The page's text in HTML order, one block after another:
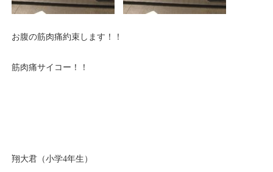
お腹の筋肉痛約束します！！
筋肉痛サイコー！！
翔大君（小学4年生）